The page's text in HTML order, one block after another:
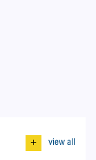
+ view all